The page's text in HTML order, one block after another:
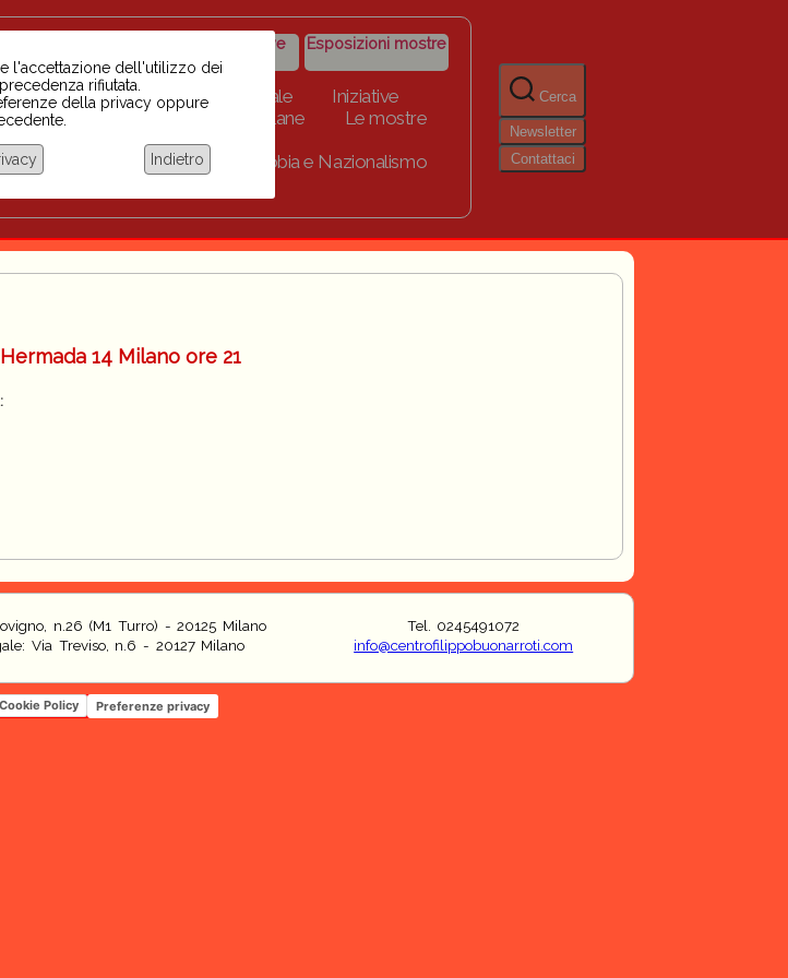
iniziative
Storico iniziative Esposizioni mostre
BINARI Biblioteca digitale
Iniziative
2023-2024
Link Collane
Le mostre
Chi siamo
Docenti contro Razzismo, Xenofobia e Nazionalismo
Cerca
Newsletter
Contattaci
l'accettazione dell'utilizzo dei
rifiutata.
della privacy oppure
Indietro
14 Milano ore 21
n.26 (M1 Turro) - 20125 Milano
Via Treviso, n.6 - 20127 Milano
Tel. 0245491072
info@centrofilippobuonarroti.com
Cookie Policy Preferenze privacy